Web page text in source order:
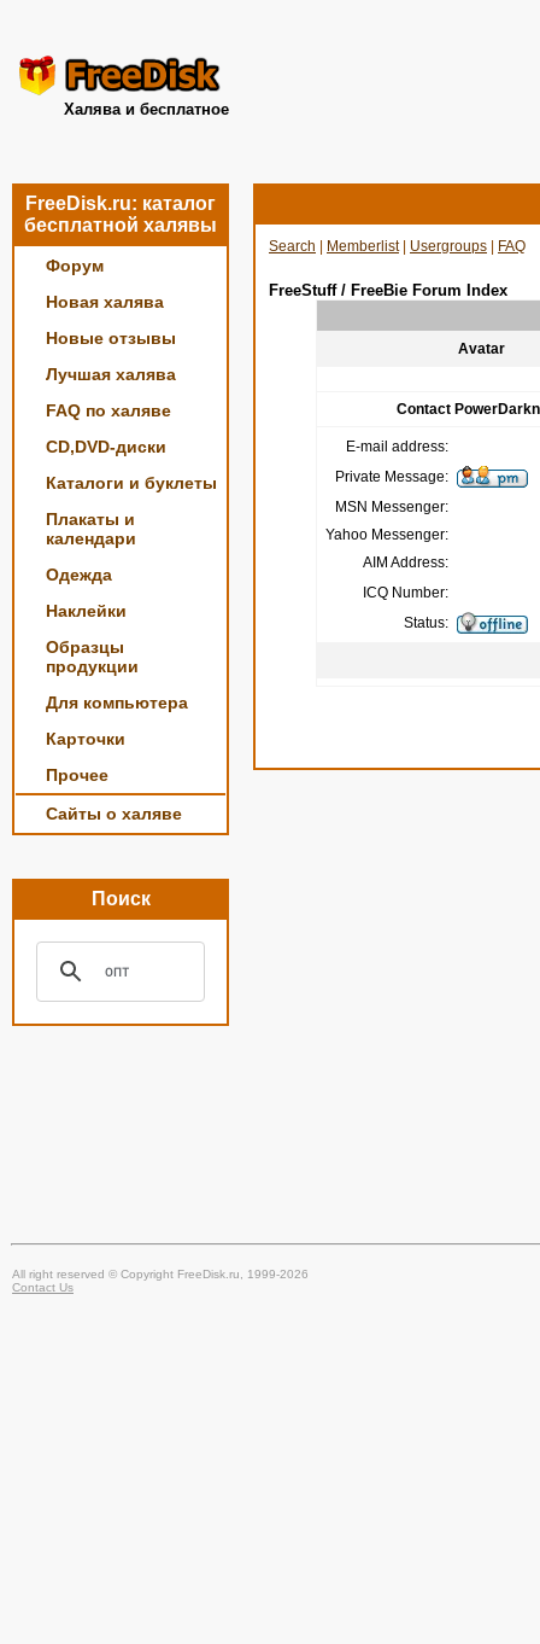
Халява и бесплатное
FreeDisk.ru: каталог
бесплатной халявы
Форум
Новая халява
Новые отзывы
Лучшая халява
FAQ по халяве
CD,DVD-диски
Каталоги и буклеты
Плакаты и
календари
Одежда
Наклейки
Образцы
продукции
Для компьютера
Карточки
Прочее
Сайты о халяве
Поиск
Search Memberlist| Usergroups FAQ
FreeStuff / FreeBie Forum Index
Avatar
Contact
E-mail address:
Private Message:
MSN Messenger:
Yahoo Messenger:
AIM Address:
ICQ Number:
Status:
All right reserved © Copyright FreeDisk.ru, 1999-2026
Contact Us